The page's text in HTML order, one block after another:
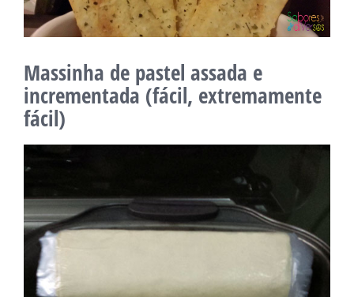
Massinha de pastel assada e
incrementada (fácil, extremamente
fácil)